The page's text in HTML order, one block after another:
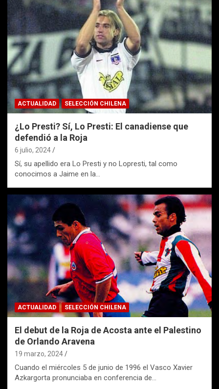
ACTUALIDAD SELECCIÓN CHILENA
¿Lo Presti? Sí, Lo Presti: El canadiense que
defendió a la Roja
6 julio, 2024
Sí, su apellido era Lo Presti y no Lopresti, tal como
conocimos a Jaime en la…
ACTUALIDAD SELECCIÓN CHILENA
El debut de la Roja de Acosta ante el Palestino
de Orlando Aravena
19 marzo, 2024
Cuando el miércoles 5 de junio de 1996 el Vasco Xavier
Azkargorta pronunciaba en conferencia de…